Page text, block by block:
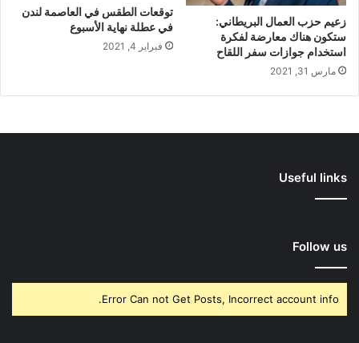
زعيم حزب العمال البريطاني:
ستكون هناك معارضة لفكرة
استخدام جوازات سفر اللقاح
مارس 31, 2021
توقعات الطقس في العاصمة لندن
في عطلة نهاية الأسبوع
فبراير 4, 2021
Useful links
Follow us
Error Can not Get Posts, Incorrect account info.